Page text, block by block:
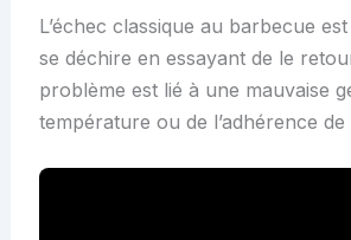
L’échec classique au barbecue
se déchire en essayant de le
problème est lié à une mauvaise
température ou de l’adhérence de